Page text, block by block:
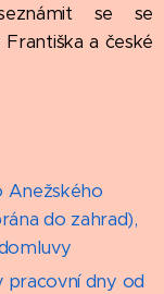
se se
a české
Anežského
do zahrad),
dny od